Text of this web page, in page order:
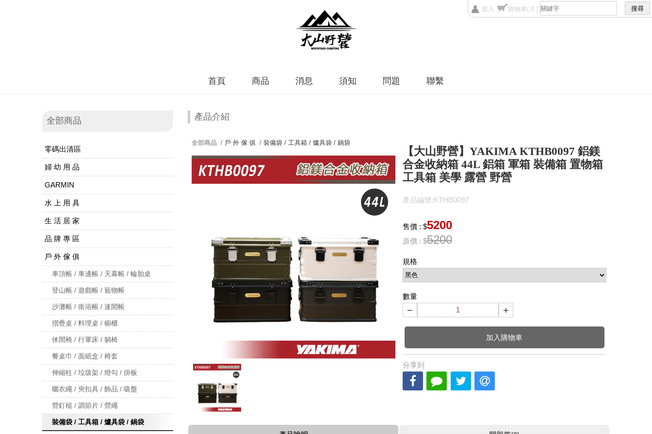
登入 購物車( 0 )
首頁 商品 消息 須知 問題 聯繫
全部商品
零碼出清區
婦 幼 用 品
GARMIN
水 上 用 具
生 活 居 家
品 牌 專 區
戶 外 傢 俱
車頂帳 / 車邊帳 / 天幕帳 / 輪胎桌
登山帳 / 遊戲帳 / 寵物帳
沙灘帳 / 衛浴帳 / 速開帳
摺疊桌 / 料理桌 / 櫥櫃
休閒椅 / 行軍床 / 躺椅
餐桌巾 / 面紙盒 / 椅套
伸縮柱 / 垃圾架 / 燈勾 / 掛板
曬衣繩 / 夾扣具 / 飾品 / 吸盤
營釘槌 / 調節片 / 營繩
裝備袋 / 工具箱 / 爐具袋 / 鍋袋
產品介紹
全部商品 / 戶 外 傢 俱/ 裝備袋 / 工具箱 / 爐具袋 / 鍋袋
【大山野營】YAKIMA KTHB0097 鋁鎂
合金收納箱 44L 鋁箱 軍箱 裝備箱 置物箱
工具箱 美學 露營 野營
產品編號:KTHB0097
售價 : $5200
原價 : $5200
規格
數量
− +
加入購物車
分享到